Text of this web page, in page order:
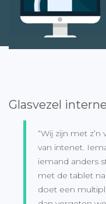
Glasvezel
“Wij zijn met
van intenet.
iemand anders
met de tablet
doet een